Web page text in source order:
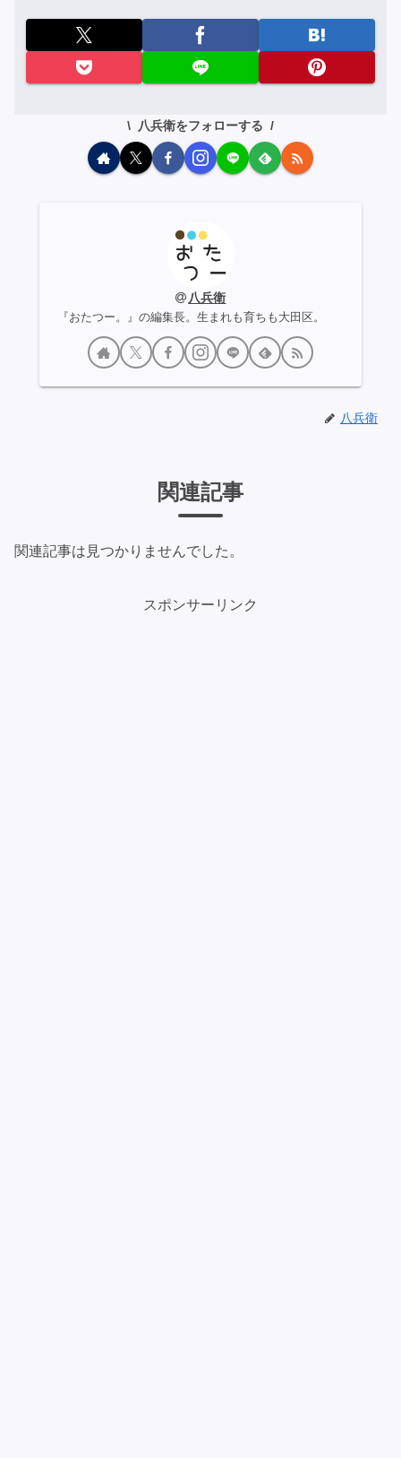
八兵衛をフォローする
八兵衛
『おたつー。』の編集長。生まれも育ちも大田区。
八兵衛
関連記事
関連記事は見つかりませんでした。
スポンサーリンク